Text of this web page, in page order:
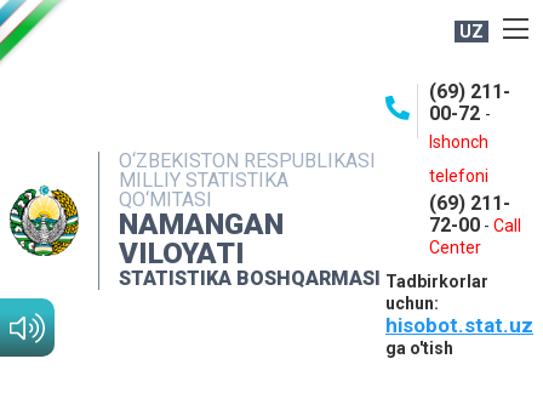
UZ
O‘ZBEKISTON RESPUBLIKASI
MILLIY STATISTIKA
QO‘MITASI
NAMANGAN
VILOYATI
STATISTIKA BOSHQARMASI
(69) 211-
00-72 -
Ishonch
telefoni
(69) 211-
72-00 - Call
Center
Tadbirkorlar
uchun:
hisobot.stat.uz
ga o'tish
NASHRLAR
INTERAKTIV XIZMATLAR
MATBUOT XIZMATI
MUROJAATLAR